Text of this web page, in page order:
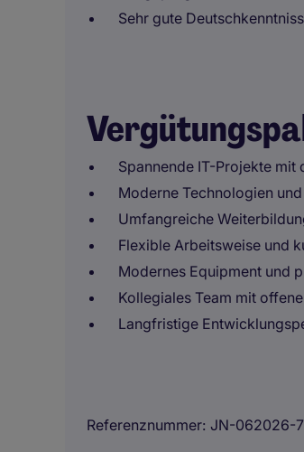
Sehr gute
Spannende IT-Projekte mit
Moderne Technologien
Umfangreiche
Flexible Arbeitsweise und
Modernes Equipment und
Kollegiales Team mit
Langfristige
Referenznummer JN-062026-